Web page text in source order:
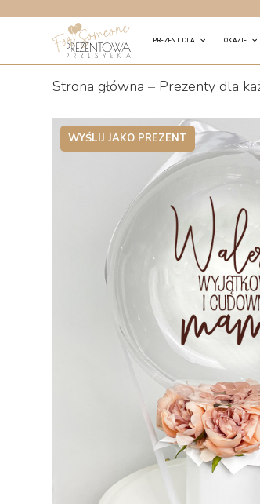
PREZENT DLA OKAZJE
Strona główna – Prezenty dla
WYŚLIJ JAKO PREZENT